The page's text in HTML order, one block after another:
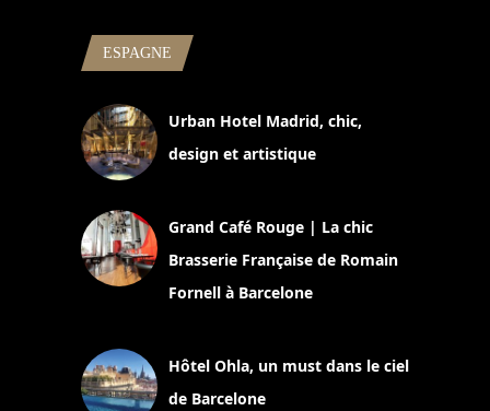
ESPAGNE
Urban Hotel Madrid, chic,
design et artistique
Grand Café Rouge | La chic
Brasserie Française de Romain
Fornell à Barcelone
Hôtel Ohla, un must dans le ciel
de Barcelone